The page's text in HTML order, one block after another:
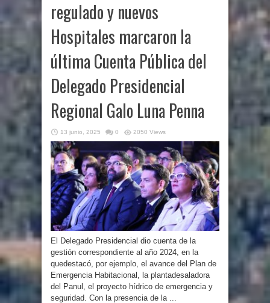
regulado y nuevos
Hospitales marcaron la
última Cuenta Pública del
Delegado Presidencial
Regional Galo Luna Penna
13 junio, 2025 0 2050 Views
El Delegado Presidencial dio cuenta de la
gestión correspondiente al año 2024, en la
quedestacó, por ejemplo, el avance del Plan de
Emergencia Habitacional, la plantadesaladora
del Panul, el proyecto hídrico de emergencia y
seguridad. Con la presencia de la ...